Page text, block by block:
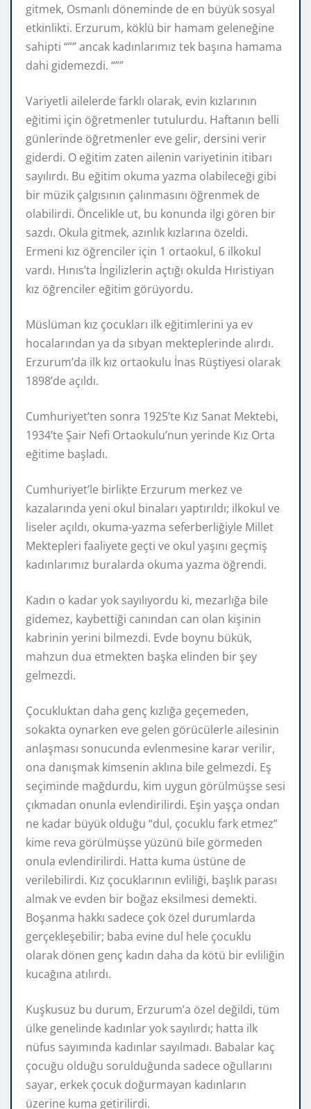
gitmek, Osmanlı döneminde de en büyük sosyal
etkinlikti. Erzurum, köklü bir hamam geleneğine
sahipti “”” ancak kadınlarımız tek başına hamama
dahi gidemezdi. “””
Variyetli ailelerde farklı olarak, evin kızlarının
eğitimi için öğretmenler tutulurdu. Haftanın belli
günlerinde öğretmenler eve gelir, dersini verir
giderdi. O eğitim zaten ailenin variyetinin itibarı
sayılırdı. Bu eğitim okuma yazma olabileceği gibi
bir müzik çalgısının çalınmasını öğrenmek de
olabilirdi. Öncelikle ut, bu konunda ilgi gören bir
sazdı. Okula gitmek, azınlık kızlarına özeldi.
Ermeni kız öğrenciler için 1 ortaokul, 6 ilkokul
vardı. Hınıs’ta İngilizlerin açtığı okulda Hıristiyan
kız öğrenciler eğitim görüyordu.
Müslüman kız çocukları ilk eğitimlerini ya ev
hocalarından ya da sıbyan mekteplerinde alırdı.
Erzurum’da ilk kız ortaokulu İnas Rüştiyesi olarak
1898’de açıldı.
Cumhuriyet’ten sonra 1925’te Kız Sanat Mektebi,
1934’te Şair Nefi Ortaokulu’nun yerinde Kız Orta
eğitime başladı.
Cumhuriyet’le birlikte Erzurum merkez ve
kazalarında yeni okul binaları yaptırıldı; ilkokul ve
liseler açıldı, okuma-yazma seferberliğiyle Millet
Mektepleri faaliyete geçti ve okul yaşını geçmiş
kadınlarımız buralarda okuma yazma öğrendi.
Kadın o kadar yok sayılıyordu ki, mezarlığa bile
gidemez, kaybettiği canından can olan kişinin
kabrinin yerini bilmezdi. Evde boynu bükük,
mahzun dua etmekten başka elinden bir şey
gelmezdi.
Çocukluktan daha genç kızlığa geçemeden,
sokakta oynarken eve gelen görücülerle ailesinin
anlaşması sonucunda evlenmesine karar verilir,
ona danışmak kimsenin aklına bile gelmezdi. Eş
seçiminde mağdurdu, kim uygun görülmüşse sesi
çıkmadan onunla evlendirilirdi. Eşin yaşça ondan
ne kadar büyük olduğu “dul, çocuklu fark etmez”
kime reva görülmüşse yüzünü bile görmeden
onula evlendirilirdi. Hatta kuma üstüne de
verilebilirdi. Kız çocuklarının evliliği, başlık parası
almak ve evden bir boğaz eksilmesi demekti.
Boşanma hakkı sadece çok özel durumlarda
gerçekleşebilir; baba evine dul hele çocuklu
olarak dönen genç kadın daha da kötü bir evliliğin
kucağına atılırdı.
Kuşkusuz bu durum, Erzurum’a özel değildi, tüm
ülke genelinde kadınlar yok sayılırdı; hatta ilk
nüfus sayımında kadınlar sayılmadı. Babalar kaç
çocuğu olduğu sorulduğunda sadece oğullarını
sayar, erkek çocuk doğurmayan kadınların
üzerine kuma getirilirdi.